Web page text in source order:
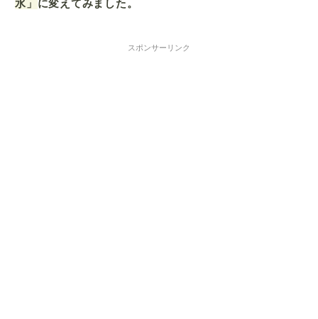
水」 に変えてみました。
スポンサーリンク